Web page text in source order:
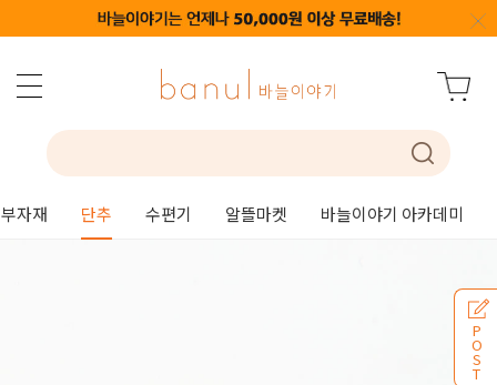
부자재 단추 수편기 알뜰마켓 바늘이야기 아카데미
P
O
S
T